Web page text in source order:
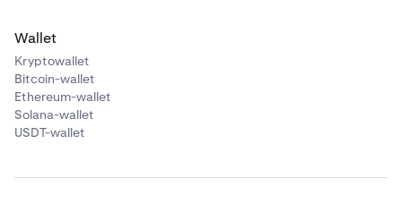
Wallet
Kryptowallet
Bitcoin-wallet
Ethereum-wallet
Solana-wallet
USDT-wallet